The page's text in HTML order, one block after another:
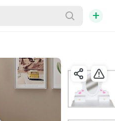
+